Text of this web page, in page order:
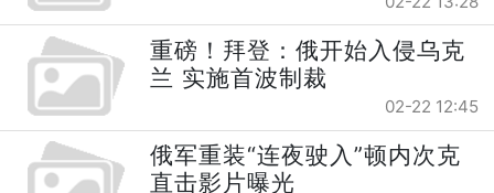
重磅！拜登：俄开始入侵乌克
兰 实施首波制裁
02-22 12:45
俄军重装“连夜驶入”顿内次克
直击影片曝光